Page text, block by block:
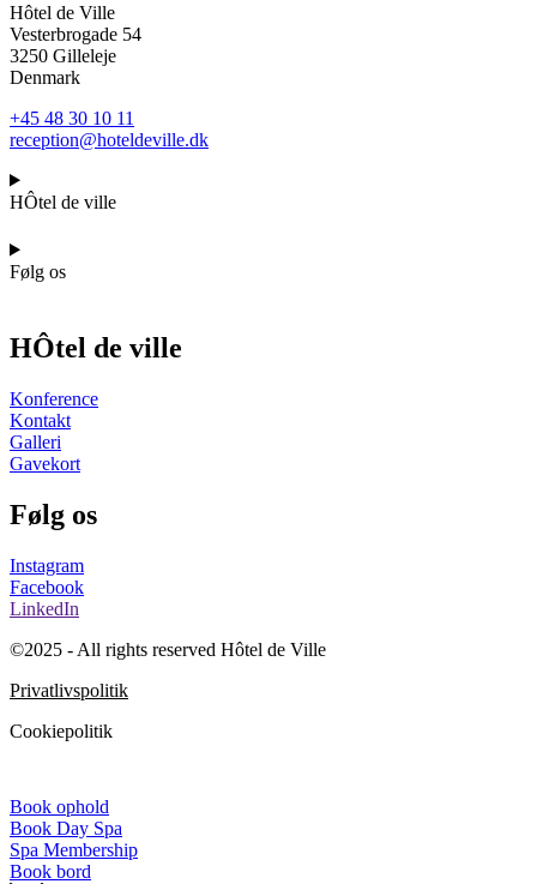
Hôtel de Ville
Vesterbrogade 54
3250 Gilleleje
Denmark
+45 48 30 10 11
reception@hoteldeville.dk
HÔtel de ville
Følg os
HÔtel de ville
Konference
Kontakt
Galleri
Gavekort
Følg os
Instagram
Facebook
LinkedIn
©2025 - All rights reserved Hôtel de Ville
Privatlivspolitik
Cookiepolitik
Book ophold
Book Day Spa
Spa Membership
Book bord